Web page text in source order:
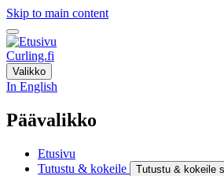
Skip to main content
Curling.fi
Valikko
In English
Päävalikko
Etusivu
Tutustu & kokeile
Tutustu & kokeile